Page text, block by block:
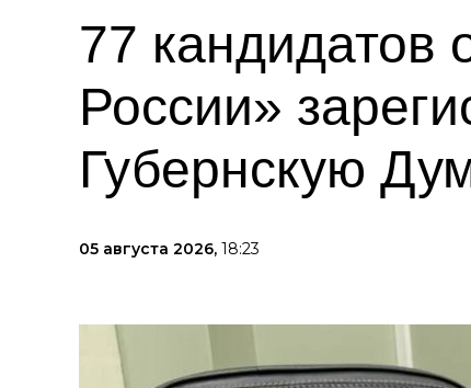
77 кандидатов
России»
Губернскую
05 августа 2026, 18:23